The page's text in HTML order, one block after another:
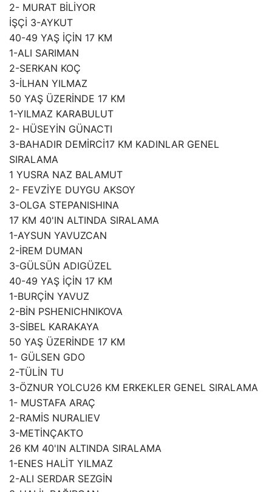
2- MURAT BİLİYOR
İŞÇİ 3-AYKUT
40-49 YAŞ İÇİN 17 KM
1-ALI SARIMAN
2-SERKAN KOÇ
3-İLHAN YILMAZ
50 YAŞ ÜZERİNDE 17 KM
1-YILMAZ KARABULUT
2- HÜSEYİN GÜNACTI
3-BAHADIR DEMİRCİ17 KM KADINLAR GENEL
SIRALAMA
1 YUSRA NAZ BALAMUT
2- FEVZİYE DUYGU AKSOY
3-OLGA STEPANISHINA
17 KM 40'IN ALTINDA SIRALAMA
1-AYSUN YAVUZCAN
2-İREM DUMAN
3-GÜLSÜN ADIGÜZEL
40-49 YAŞ İÇİN 17 KM
1-BURÇİN YAVUZ
2-BİN PSHENICHNIKOVA
3-SİBEL KARAKAYA
50 YAŞ ÜZERİNDE 17 KM
1- GÜLSEN GDO
2-TÜLİN TU
3-ÖZNUR YOLCU26 KM ERKEKLER GENEL SIRALAMA
1- MUSTAFA ARAÇ
2-RAMİS NURALIEV
3-METİNÇAKTO
26 KM 40'IN ALTINDA SIRALAMA
1-ENES HALİT YILMAZ
2-ALI SERDAR SEZGİN